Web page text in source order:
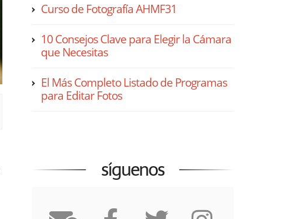
Curso de Fotografía AHMF31
10 Consejos Clave para Elegir la Cámara
que Necesitas
El Más Completo Listado de Programas
para Editar Fotos
síguenos